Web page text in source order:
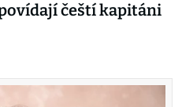
čeští kapitáni